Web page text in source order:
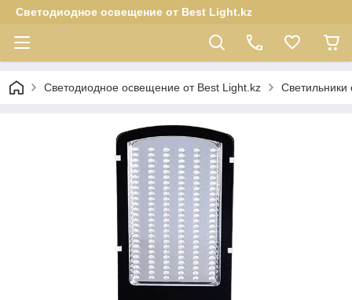
Светодиодное освещение от Best Light.kz
Светодиодное освещение от Best Light.kz